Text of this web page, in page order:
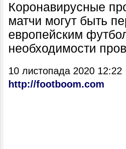
Коронавирусные
матчи могут быть
европейским
необходимости
10 листопада 2020 12:22
http://footboom.com